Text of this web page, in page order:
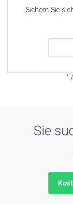
Sichern Sie
*
Sie